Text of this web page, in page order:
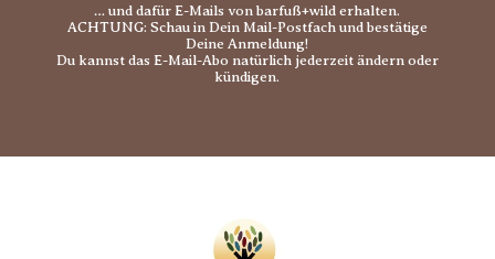
… und dafür E-Mails von barfuß+wild erhalten.
ACHTUNG: Schau in Dein Mail-Postfach und bestätige
Deine Anmeldung!
Du kannst das E-Mail-Abo natürlich jederzeit ändern oder
kündigen.